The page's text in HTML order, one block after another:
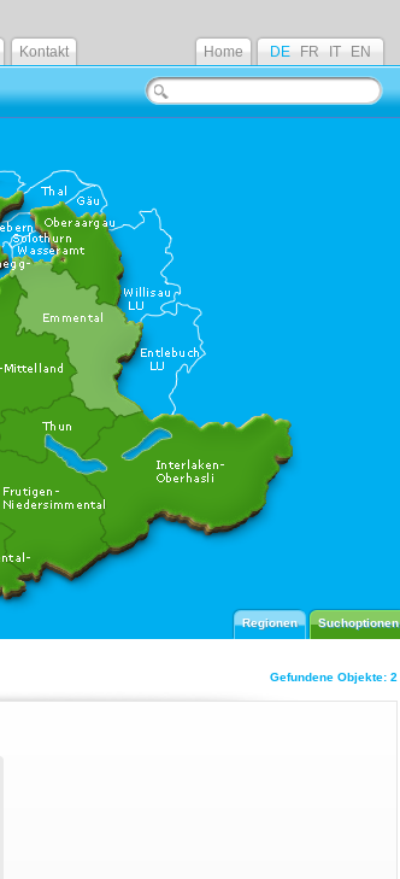
Kontakt Home DE FR IT EN
Suchoptionen
Regionen
Gefundene Objekte: 2